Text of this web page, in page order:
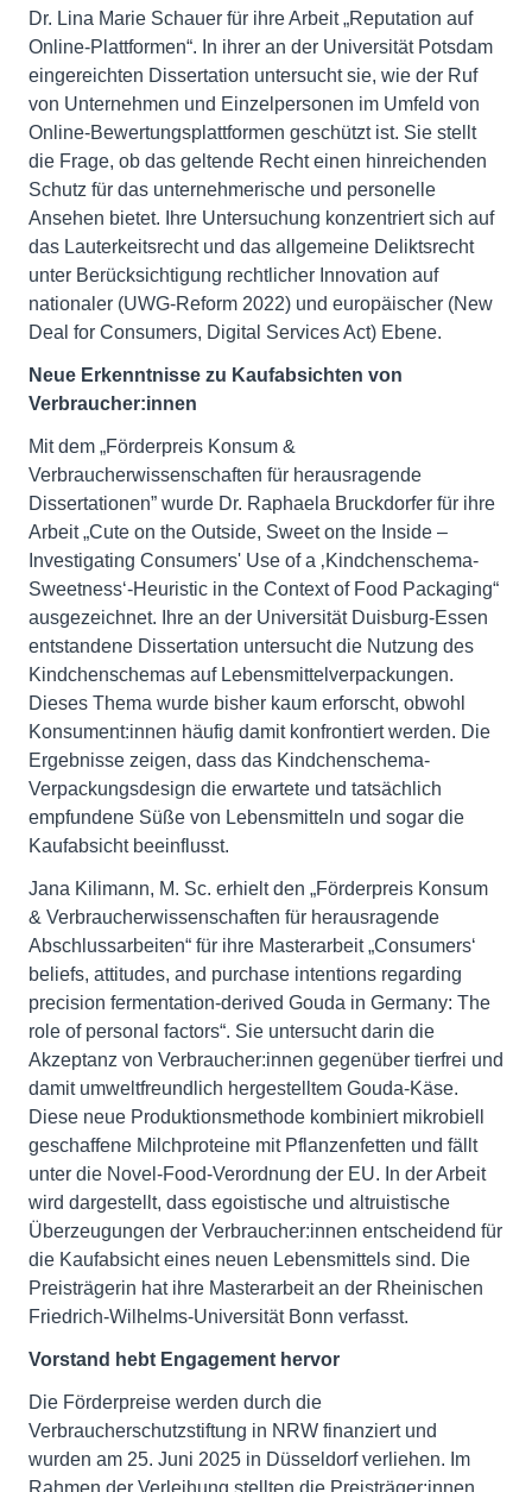
Dr. Lina Marie Schauer für ihre Arbeit „Reputation auf
Online-Plattformen“. In ihrer an der Universität Potsdam
eingereichten Dissertation untersucht sie, wie der Ruf
von Unternehmen und Einzelpersonen im Umfeld von
Online-Bewertungsplattformen geschützt ist. Sie stellt
die Frage, ob das geltende Recht einen hinreichenden
Schutz für das unternehmerische und personelle
Ansehen bietet. Ihre Untersuchung konzentriert sich auf
das Lauterkeitsrecht und das allgemeine Deliktsrecht
unter Berücksichtigung rechtlicher Innovation auf
nationaler (UWG-Reform 2022) und europäischer (New
Deal for Consumers, Digital Services Act) Ebene.
Neue Erkenntnisse zu Kaufabsichten von
Verbraucher:innen
Mit dem „Förderpreis Konsum &
Verbraucherwissenschaften für herausragende
Dissertationen” wurde Dr. Raphaela Bruckdorfer für ihre
Arbeit „Cute on the Outside, Sweet on the Inside –
Investigating Consumers' Use of a ‚Kindchenschema-
Sweetness‘-Heuristic in the Context of Food Packaging“
ausgezeichnet. Ihre an der Universität Duisburg-Essen
entstandene Dissertation untersucht die Nutzung des
Kindchenschemas auf Lebensmittelverpackungen.
Dieses Thema wurde bisher kaum erforscht, obwohl
Konsument:innen häufig damit konfrontiert werden. Die
Ergebnisse zeigen, dass das Kindchenschema-
Verpackungsdesign die erwartete und tatsächlich
empfundene Süße von Lebensmitteln und sogar die
Kaufabsicht beeinflusst.
Jana Kilimann, M. Sc. erhielt den „Förderpreis Konsum
& Verbraucherwissenschaften für herausragende
Abschlussarbeiten“ für ihre Masterarbeit „Consumers‘
beliefs, attitudes, and purchase intentions regarding
precision fermentation-derived Gouda in Germany: The
role of personal factors“. Sie untersucht darin die
Akzeptanz von Verbraucher:innen gegenüber tierfrei und
damit umweltfreundlich hergestelltem Gouda-Käse.
Diese neue Produktionsmethode kombiniert mikrobiell
geschaffene Milchproteine mit Pflanzenfetten und fällt
unter die Novel-Food-Verordnung der EU. In der Arbeit
wird dargestellt, dass egoistische und altruistische
Überzeugungen der Verbraucher:innen entscheidend für
die Kaufabsicht eines neuen Lebensmittels sind. Die
Preisträgerin hat ihre Masterarbeit an der Rheinischen
Friedrich-Wilhelms-Universität Bonn verfasst.
Vorstand hebt Engagement hervor
Die Förderpreise werden durch die
Verbraucherschutzstiftung in NRW finanziert und
wurden am 25. Juni 2025 in Düsseldorf verliehen. Im
Rahmen der Verleihung stellten die Preisträger:innen